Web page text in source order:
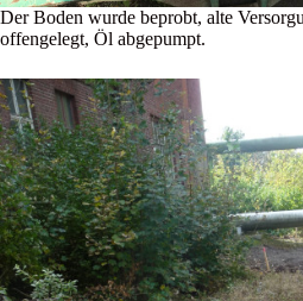
Der Boden wurde beprobt, alte
offengelegt, Öl abgepumpt.